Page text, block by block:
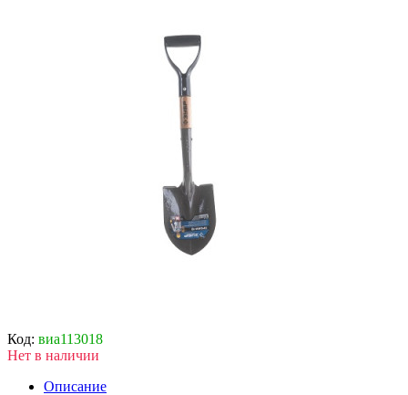
Код: виа113018
Нет в наличии
Описание